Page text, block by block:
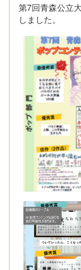
第7回青森公立
しました。